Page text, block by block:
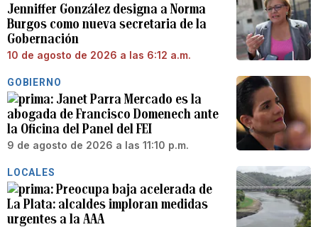
Jenniffer González designa a Norma
Burgos como nueva secretaria de la
Gobernación
10 de agosto de 2026 a las 6:12 a.m.
GOBIERNO
Janet Parra Mercado es la
abogada de Francisco Domenech ante
la Oficina del Panel del FEI
9 de agosto de 2026 a las 11:10 p.m.
LOCALES
Preocupa baja acelerada de
La Plata: alcaldes imploran medidas
urgentes a la AAA